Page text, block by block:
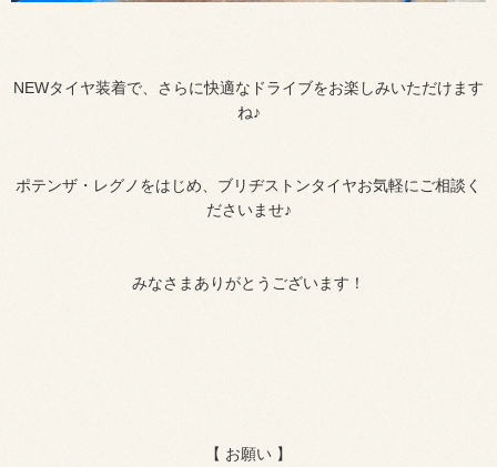
NEWタイヤ装着で、さらに快適なドライブをお楽しみいただけます
ね♪
ポテンザ・レグノをはじめ、ブリヂストンタイヤお気軽にご相談く
ださいませ♪
みなさまありがとうございます！
【 お願い 】